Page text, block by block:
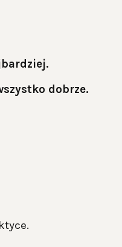
dobrze.